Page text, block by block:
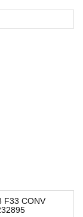
F33 CONV